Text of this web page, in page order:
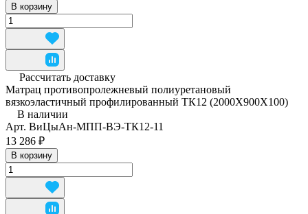
В корзину
Рассчитать доставку
Матрац противопролежневый полиуретановый
вязкоэластичный профилированный ТК12 (2000Х900Х100)
В наличии
Арт. ВиЦыАн-МПП-ВЭ-ТК12-11
13 286 ₽
В корзину